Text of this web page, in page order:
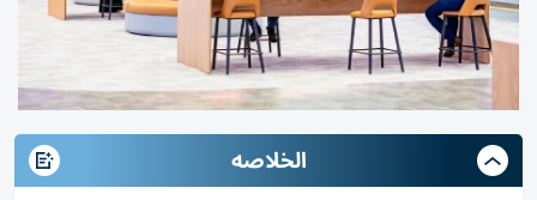
الخلاصه